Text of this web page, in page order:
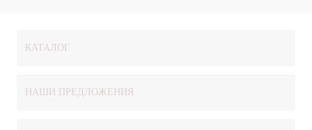
КАТАЛОГ
НАШИ ПРЕДЛОЖЕНИЯ